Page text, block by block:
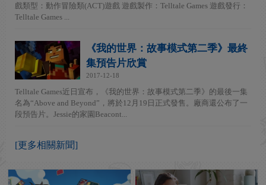
戲類型：動作冒險類(ACT)遊戲 遊戲製作：Telltale Games 遊戲發行：
Telltale Games ...
《我的世界：故事模式第二季》最終
集預告片欣賞
2017-12-18
Telltale Games近日宣布，《我的世界：故事模式第二季》的最後一集
名為“Above and Beyond”，將於12月19日正式發售。廠商還公布了一
段預告片。Jessie的家園Beacont...
[更多相關新聞]